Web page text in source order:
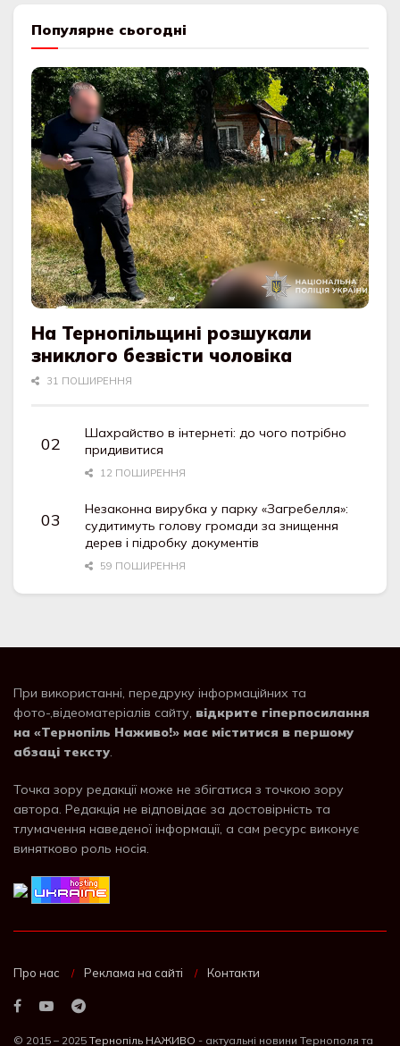
Популярне сьогодні
На Тернопільщині розшукали
зниклого безвісти чоловіка
31 ПОШИРЕННЯ
Шахрайство в інтернеті: до чого потрібно
придивитися
12 ПОШИРЕННЯ
Незаконна вирубка у парку «Загребелля»:
судитимуть голову громади за знищення
дерев і підробку документів
59 ПОШИРЕННЯ
При використанні, передруку інформаційних та
фото-,відеоматеріалів сайту, відкрите гіперпосилання
на «Тернопіль Наживо!» має міститися в першому
абзаці тексту.
Точка зору редакції може не збігатися з точкою зору
автора. Редакція не відповідає за достовірність та
тлумачення наведеної інформації, а сам ресурс виконує
винятково роль носія.
Про нас Реклама на сайті Контакти
© 2015 – 2025 Тернопіль НАЖИВО - актуальні новини Тернополя та